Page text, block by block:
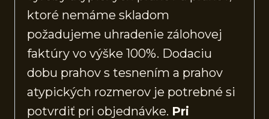
ktoré nemáme skladom
požadujeme uhradenie zálohovej
faktúry vo výške 100%. Dodaciu
dobu prahov s tesnením a prahov
atypických rozmerov je potrebné si
potvrdiť pri objednávke. Pri